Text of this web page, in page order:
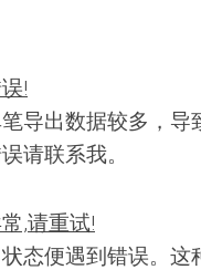
!
导出数据较多，
请联系我。
,请重试!
态便遇到错误。